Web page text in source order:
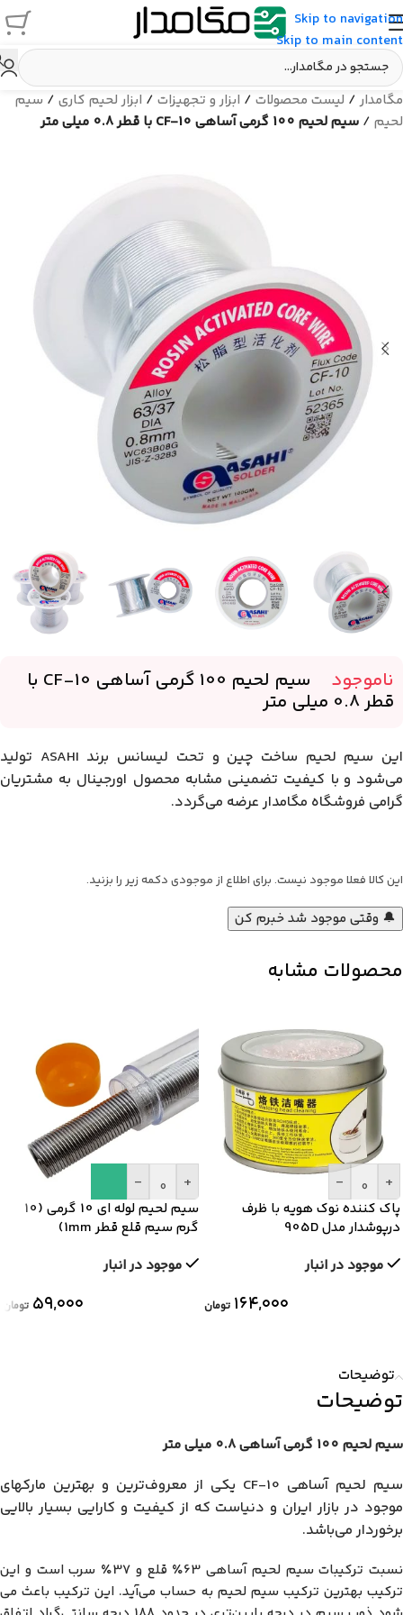
Skip to navigation
Skip to main content
مگامدار/ لیست محصولات / ابزار و تجهیزات / ابزار لحیم کاری / سیم
لحیم / سیم لحیم 100 گرمی آساهی CF-10 با قطر 0.8 میلی متر
ناموجود سیم لحیم 100 گرمی آساهی CF-10 با
قطر 0.8 میلی متر
این سیم لحیم ساخت چین و تحت لیسانس برند ASAHI تولید
می‌شود و با کیفیت تضمینی مشابه محصول اورجینال به مشتریان
گرامی فروشگاه مگامدار عرضه می‌گردد.
این کالا فعلا موجود نیست. برای اطلاع از موجودی دکمه زیر را بزنید.
🔔 وقتی موجود شد خبرم کن
محصولات مشابه
-
+
پاک کننده نوک هویه با ظرف
درپوشدار مدل 905D
موجود در انبار
۱۶۴,۰۰۰ تومان
-
+
سیم لحیم لوله ای 10 گرمی (10
گرم سیم قلع قطر 1mm)
موجود در انبار
۵۹,۰۰۰ تومان
توضیحات
توضیحات
سیم لحیم 100 گرمی آساهی 0.8 میلی متر
سیم لحیم آساهی CF-10 یکی از معروف‌ترین و بهترین مارکهای
موجود در بازار ایران و دنیاست که از کیفیت و کارایی بسیار بالایی
برخوردار می‌باشد.
نسبت ترکیبات سیم لحیم آساهی 63٪ قلع و 37٪ سرب است و این
ترکیب بهترین ترکیب سیم لحیم به حساب می‌آید. این ترکیب باعث می